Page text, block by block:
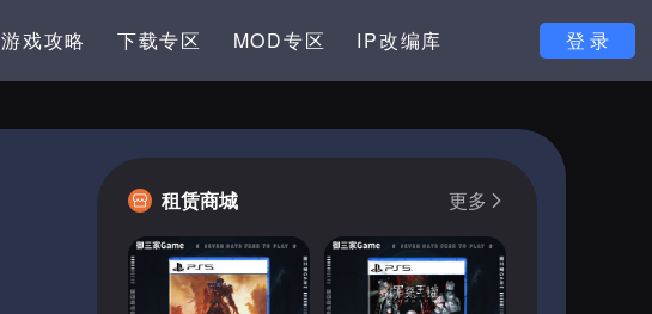
游戏攻略 下载专区 MOD专区 IP改编库 登 录
租赁商城 更多